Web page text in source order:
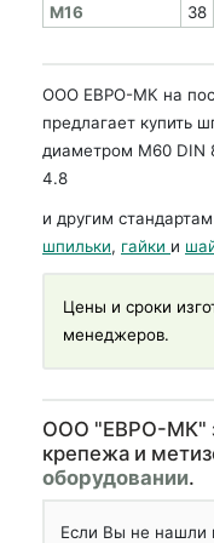
M16
38
ООО ЕВРО-МК на
предлагает купить
диаметром М60 DIN
4.8
и другим
шпильки, гайки и
Цены и сроки
менеджеров.
OOO "ЕВРО-МК"
крепежа и
оборудовании.
Если Вы не нашли